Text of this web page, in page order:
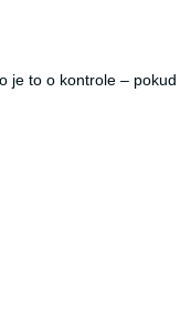
to o kontrole –